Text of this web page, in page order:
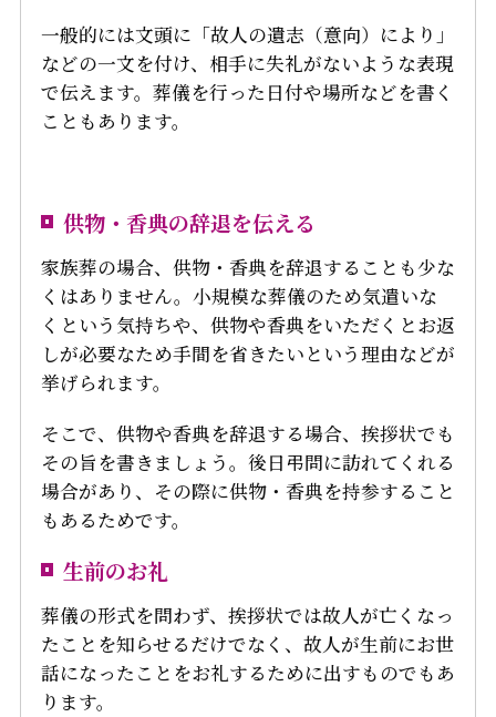
一般的には文頭に「故人の遺志（意向）により」
などの一文を付け、相手に失礼がないような表現
で伝えます。葬儀を行った日付や場所などを書く
こともあります。
供物・香典の辞退を伝える
家族葬の場合、供物・香典を辞退することも少な
くはありません。小規模な葬儀のため気遣いな
くという気持ちや、供物や香典をいただくとお返
しが必要なため手間を省きたいという理由などが
挙げられます。
そこで、供物や香典を辞退する場合、挨拶状でも
その旨を書きましょう。後日弔問に訪れてくれる
場合があり、その際に供物・香典を持参すること
もあるためです。
生前のお礼
葬儀の形式を問わず、挨拶状では故人が亡くなっ
たことを知らせるだけでなく、故人が生前にお世
話になったことをお礼するために出すものでもあ
ります。